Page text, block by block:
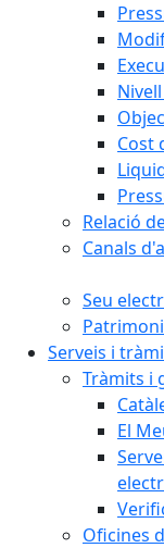
Cost
Relació
Canals
Seu
Serveis i
Tràmits i
El
Oficines